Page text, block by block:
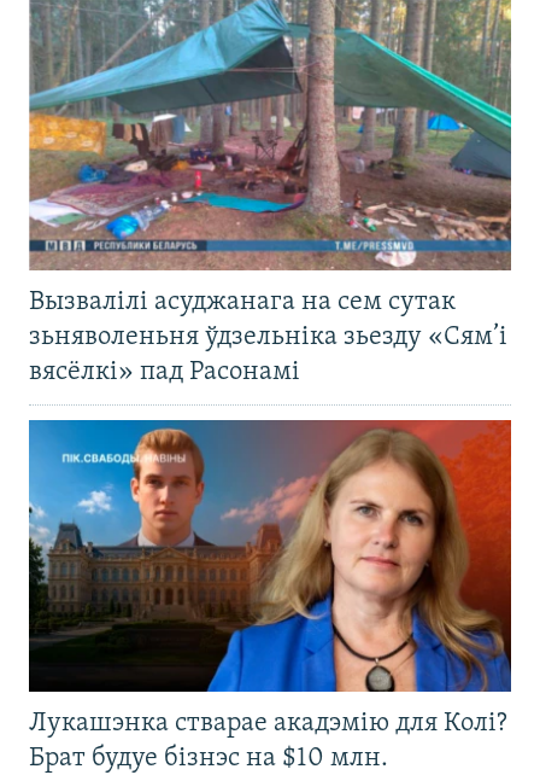
Вызвалілі асуджанага на сем сутак
зьняволеньня ўдзельніка зьезду «Сям’і
вясёлкі» пад Расонамі
Лукашэнка стварае акадэмію для Колі?
Брат будуе бізнэс на $10 млн.